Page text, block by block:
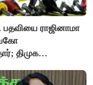
பதவியை ராஜினாமா
திமுக
மதிமுக